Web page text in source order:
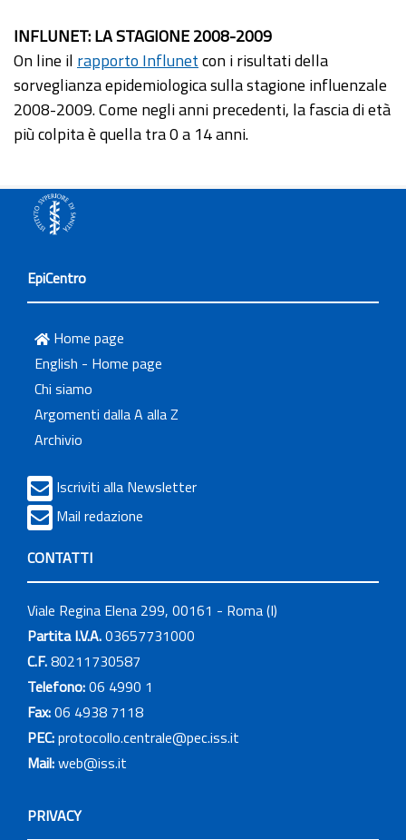
INFLUNET: LA STAGIONE 2008-2009
On line il rapporto Influnetcon i risultati della
sorveglianza epidemiologica sulla stagione influenzale
2008-2009. Come negli anni precedenti, la fascia di età
più colpita è quella tra 0 a 14 anni.
EpiCentro
Home page
English - Home page
Chi siamo
Argomenti dalla A alla Z
Archivio
Iscriviti alla Newsletter
Mail redazione
CONTATTI
Viale Regina Elena 299, 00161 - Roma (I)
Partita I.V.A.03657731000
C.F.80211730587
Telefono:06 4990 1
Fax:06 4938 7118
PEC:protocollo.centrale@pec.iss.it
Mail:web@iss.it
PRIVACY